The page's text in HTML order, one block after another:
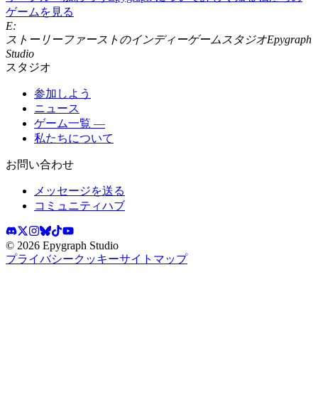
ゲームを見る
E:
ストーリーファーストのインディーゲームスタジオEpygraph
Studio
スタジオ
参加しよう
ニュース
ゲーム一覧 —
私たちについて
お問い合わせ
メッセージを送る
コミュニティハブ
© 2026 Epygraph Studio
プライバシークッキーサイトマップ